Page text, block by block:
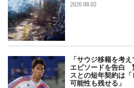
2026.08.02
「サウジ移籍を考
エピソードを告白
スとの短年契約は
可能性も残せる」